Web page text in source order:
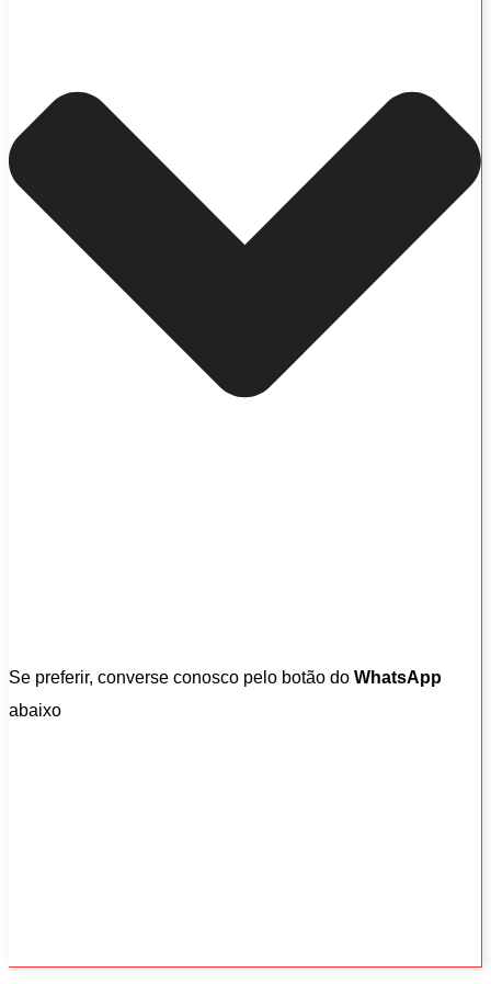
Se preferir, converse conosco pelo botão do WhatsApp
abaixo